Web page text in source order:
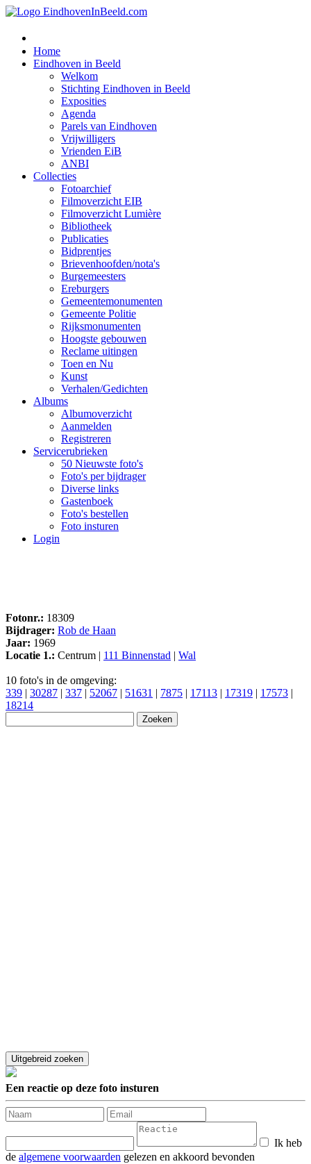
Home
Eindhoven in Beeld
Welkom
Stichting Eindhoven in Beeld
Exposities
Agenda
Parels van Eindhoven
Vrijwilligers
Vrienden EiB
ANBI
Collecties
Fotoarchief
Filmoverzicht EIB
Filmoverzicht Lumière
Bibliotheek
Publicaties
Bidprentjes
Brievenhoofden/nota's
Burgemeesters
Ereburgers
Gemeentemonumenten
Gemeente Politie
Rijksmonumenten
Hoogste gebouwen
Reclame uitingen
Toen en Nu
Kunst
Verhalen/Gedichten
Albums
Albumoverzicht
Aanmelden
Registreren
Servicerubrieken
50 Nieuwste foto's
Foto's per bijdrager
Diverse links
Gastenboek
Foto's bestellen
Foto insturen
Login
Fotonr.: 18309
Bijdrager: Rob de Haan
Jaar: 1969
Locatie 1.: Centrum | 111 Binnenstad | Wal
10 foto's in de omgeving:
339 | 30287 | 337 | 52067 | 51631 | 7875 | 17113 | 17319 | 17573 |
18214
Een reactie op deze foto insturen
Ik heb
de algemene voorwaarden gelezen en akkoord bevonden